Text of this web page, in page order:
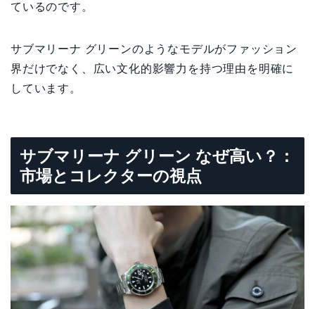
ているのです。
サブマリーナ グリーンのようなモデルがファッション
界だけでなく、広い文化的影響力を持つ理由を明確に
しています。
サブマリーナ グリーン なぜ高い？：
市場とコレクターの視点